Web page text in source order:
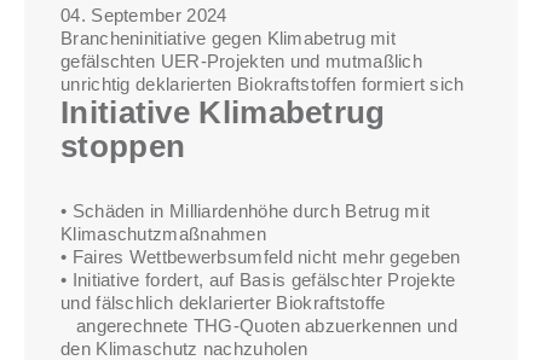
04. September 2024
Brancheninitiative gegen Klimabetrug mit
gefälschten UER-Projekten und mutmaßlich
unrichtig deklarierten Biokraftstoffen formiert sich
Initiative Klimabetrug
stoppen
• Schäden in Milliardenhöhe durch Betrug mit
Klimaschutzmaßnahmen
• Faires Wettbewerbsumfeld nicht mehr gegeben
• Initiative fordert, auf Basis gefälschter Projekte
und fälschlich deklarierter Biokraftstoffe
angerechnete THG-Quoten abzuerkennen und
den Klimaschutz nachzuholen